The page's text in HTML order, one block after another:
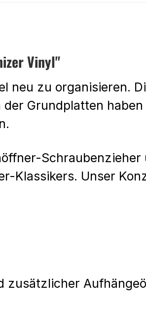
Vinyl"
neu zu organisieren.
Grundplatten
Schraubenzieher
Klassikers. Unser
zusätzlicher